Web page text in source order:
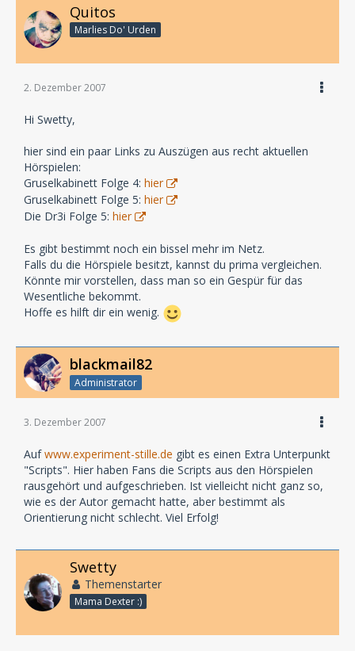
Quitos
Marlies Do' Urden
2. Dezember 2007
Hi Swetty,
hier sind ein paar Links zu Auszügen aus recht aktuellen
Hörspielen:
Gruselkabinett Folge 4: hier
Gruselkabinett Folge 5: hier
Die Dr3i Folge 5: hier
Es gibt bestimmt noch ein bissel mehr im Netz.
Falls du die Hörspiele besitzt, kannst du prima vergleichen.
Könnte mir vorstellen, dass man so ein Gespür für das
Wesentliche bekommt.
Hoffe es hilft dir ein wenig.
blackmail82
Administrator
3. Dezember 2007
Aufwww.experiment-stille.de gibt es einen Extra Unterpunkt
"Scripts". Hier haben Fans die Scripts aus den Hörspielen
rausgehört und aufgeschrieben. Ist vielleicht nicht ganz so,
wie es der Autor gemacht hatte, aber bestimmt als
Orientierung nicht schlecht. Viel Erfolg!
Swetty
Themenstarter
Mama Dexter :)